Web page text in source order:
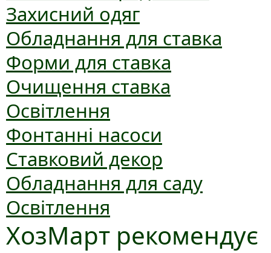
Захисний одяг
Обладнання для ставка
Форми для ставка
Очищення ставка
Освітлення
Фонтанні насоси
Ставковий декор
Обладнання для саду
Освітлення
ХозМарт рекомендує